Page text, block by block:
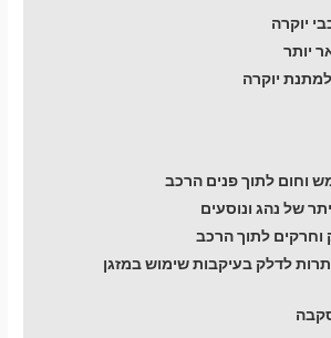
יוקרה
יותר
למתנת יוקרה
וחום לתוך פנים הרכב
של נהג ונוסעים
וחרקים לתוך הרכב
לדלק בעיקבות שימוש במזגן